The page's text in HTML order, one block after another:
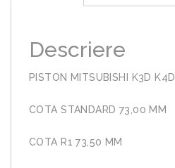
Descriere
PISTON MITSUBISHI K3D K4D
COTA STANDARD 73,00 MM
COTA R1 73,50 MM